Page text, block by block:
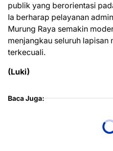
publik yang berorientasi
Ia berharap pelayanan
Murung Raya semakin
menjangkau seluruh lapisan
terkecuali.
(Luki)
Baca Juga: